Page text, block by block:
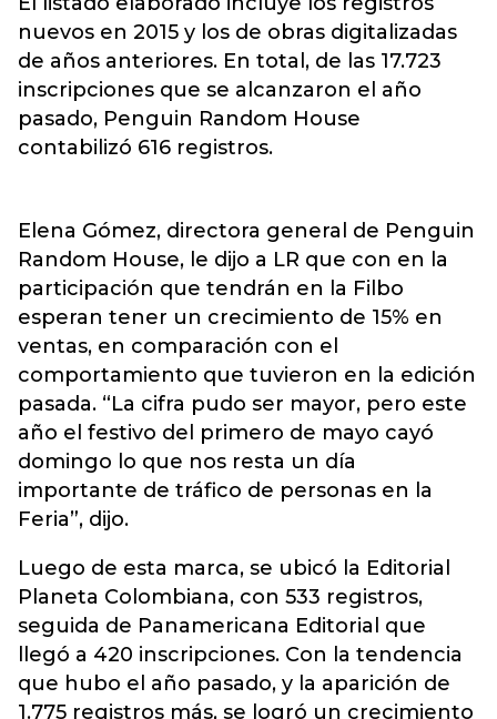
nuevos en 2015 y los de obras digitalizadas
de años anteriores. En total, de las 17.723
inscripciones que se alcanzaron el año
pasado, Penguin Random House
contabilizó 616 registros.
Elena Gómez, directora general de Penguin
Random House, le dijo a LR que con en la
participación que tendrán en la Filbo
esperan tener un crecimiento de 15% en
ventas, en comparación con el
comportamiento que tuvieron en la edición
pasada. “La cifra pudo ser mayor, pero este
año el festivo del primero de mayo cayó
domingo lo que nos resta un día
importante de tráfico de personas en la
Feria”, dijo.
Luego de esta marca, se ubicó la Editorial
Planeta Colombiana, con 533 registros,
seguida de Panamericana Editorial que
llegó a 420 inscripciones. Con la tendencia
que hubo el año pasado, y la aparición de
1.775 registros más, se logró un crecimiento